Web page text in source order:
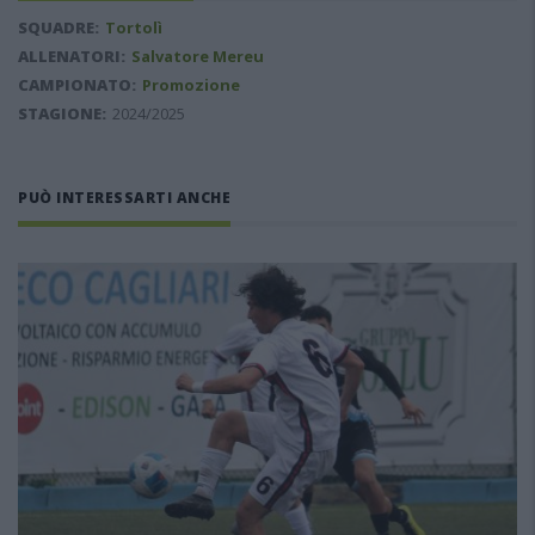
SQUADRE: Tortolì
ALLENATORI: Salvatore Mereu
CAMPIONATO: Promozione
STAGIONE: 2024/2025
PUÒ INTERESSARTI ANCHE